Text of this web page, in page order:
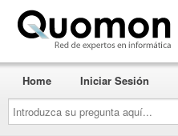
Introduzca
su
pregunta
Home Iniciar Sesión